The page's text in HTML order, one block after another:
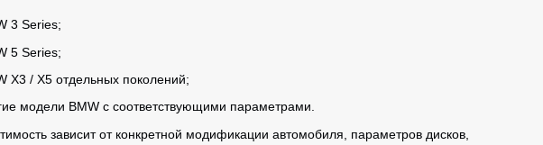
3 Series;
5 Series;
X3 / X5 отдельных поколений;
модели BMW с соответствующими параметрами.
зависит от конкретной модификации автомобиля, параметров дисков,